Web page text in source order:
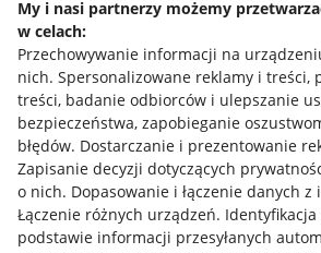
My i nasi partnerzy możemy
w celach:
Przechowywanie informacji na
nich. Spersonalizowane reklamy i treści,
treści, badanie odbiorców i ulepszanie
bezpieczeństwa, zapobieganie
błędów. Dostarczanie i prezentowanie
Zapisanie decyzji dotyczących
o nich. Dopasowanie i łączenie danych z
Łączenie różnych urządzeń.
podstawie informacji przesyłanych
Allegro Gadane dla sprzedających
Allegro Gadane dla kupujących
Mapa miejscowości
Informacje prawne
Regulamin
Polityka plików "cookies"